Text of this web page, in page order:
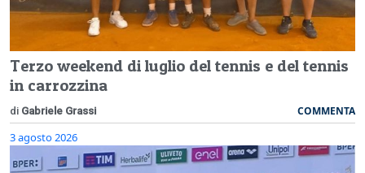
Terzo weekend di luglio del tennis e del tennis
in carrozzina
di Gabriele Grassi COMMENTA
3 agosto 2026